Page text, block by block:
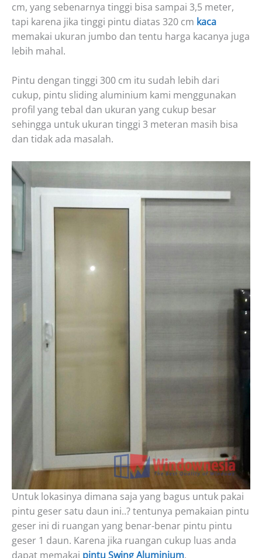
cm, yang sebenarnya tinggi bisa sampai 3,5 meter,
tapi karena jika tinggi pintu diatas 320 cm kaca
memakai ukuran jumbo dan tentu harga kacanya juga
lebih mahal.
Pintu dengan tinggi 300 cm itu sudah lebih dari
cukup, pintu sliding aluminium kami menggunakan
profil yang tebal dan ukuran yang cukup besar
sehingga untuk ukuran tinggi 3 meteran masih bisa
dan tidak ada masalah.
Untuk lokasinya dimana saja yang bagus untuk pakai
pintu geser satu daun ini..? tentunya pemakaian pintu
geser ini di ruangan yang benar-benar pintu pintu
geser 1 daun. Karena jika ruangan cukup luas anda
dapat memakai pintu Swing Aluminium.